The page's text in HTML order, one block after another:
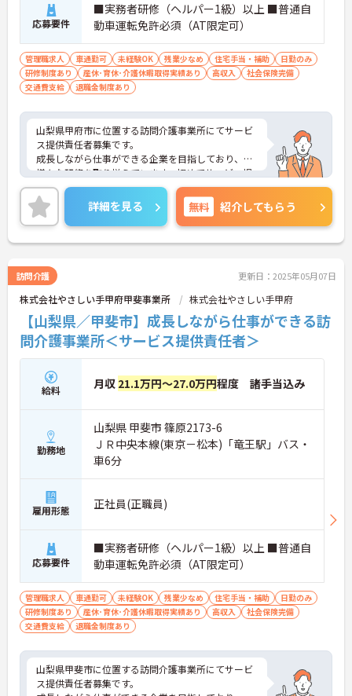
応募要件
■実務者研修（ヘルパー1級）以上 ■普通自
動車運転免許必須（AT限定可）
管理職求人 車通勤可 未経験OK 残業少なめ 住宅手当・補助
日勤のみ
研修制度あり
産休･育休･介護休暇取得実績あり 高収入
社会保険完備
交通費支給
退職金制度あり
山梨県甲府市に位置する訪問介護事業所にてサービ
ス提供責任者募集です。
成長しながら仕事ができる企業を目指しており、
様々な研修を取り揃えています。初めてサービス提
供責任者にチャレンジする方も、丁寧に指導してく
ださいますので、ご安心ください！
ご興味のある方には、面接対策ポイントなど、さら
に詳細をお話しいたしますので、お気軽にご相談く
ださい。
詳細を見る 無料 紹介してもらう
訪問介護 更新日：2025年05月07日
株式会社やさしい手甲府甲斐事業所 株式会社やさしい手甲府
【山梨県／甲斐市】成長しながら仕事ができる訪
問介護事業所＜サービス提供責任者＞
給料 月収 21.1万円～27.0万円程度 諸手当込み
勤務地
山梨県 甲斐市 篠原2173-6
ＪＲ中央本線(東京－松本)「竜王駅」バス・
車6分
雇用形態 正社員(正職員)
応募要件
■実務者研修（ヘルパー1級）以上 ■普通自
動車運転免許必須（AT限定可）
管理職求人 車通勤可 未経験OK 残業少なめ 住宅手当・補助
日勤のみ
研修制度あり
産休･育休･介護休暇取得実績あり 高収入
社会保険完備
交通費支給
退職金制度あり
山梨県甲斐市に位置する訪問介護事業所にてサービ
ス提供責任者募集です。